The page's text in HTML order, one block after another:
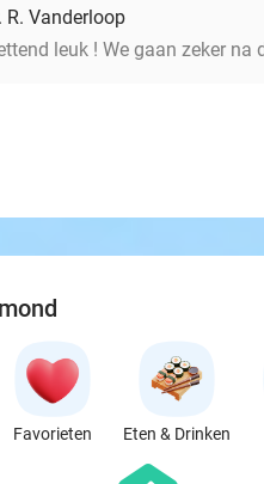
R. Vanderloop
leuk ! We gaan zeker na
Favorieten Eten & Drinken